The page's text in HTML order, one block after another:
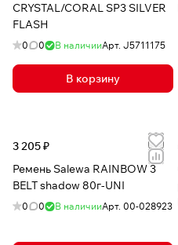
CRYSTAL/CORAL SP3 SILVER
FLASH
0 0 В наличииАрт. J5711175
В корзину
3 205 ₽
Ремень Salewa RAINBOW 3
BELT shadow 80г-UNI
0 0 В наличииАрт. 00-028923